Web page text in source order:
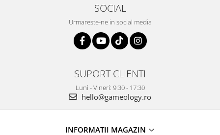
SOCIAL
Urmareste-ne in social media
SUPORT CLIENTI
Luni - Vineri: 9:30 - 17:30
hello@gameology.ro
INFORMATII MAGAZIN